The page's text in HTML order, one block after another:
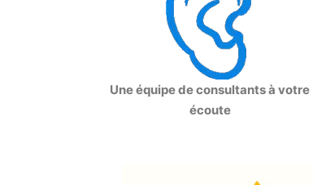
Une équipe de consultants à votre
écoute